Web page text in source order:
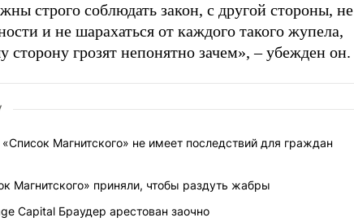
строго соблюдать закон, с другой стороны, не
и не шарахаться от каждого такого жупела,
сторону грозят непонятно зачем», – убежден он.
Магнитского» не имеет последствий для граждан
Магнитского» приняли, чтобы раздуть жабры
Capital Браудер арестован заочно